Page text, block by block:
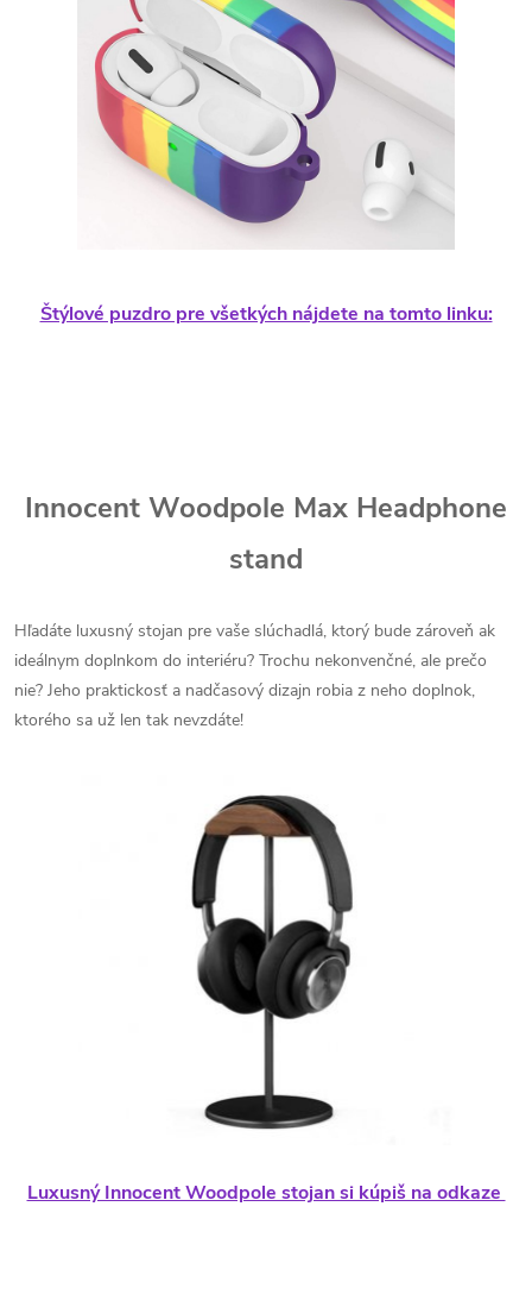
Štýlové puzdro pre všetkých nájdete na tomto linku:
Innocent Woodpole Max Headphone
stand
Hľadáte luxusný stojan pre vaše slúchadlá, ktorý bude zároveň ak
ideálnym doplnkom do interiéru? Trochu nekonvenčné, ale prečo
nie? Jeho praktickosť a nadčasový dizajn robia z neho doplnok,
ktorého sa už len tak nevzdáte!
Luxusný Innocent Woodpole stojan si kúpiš na odkaze